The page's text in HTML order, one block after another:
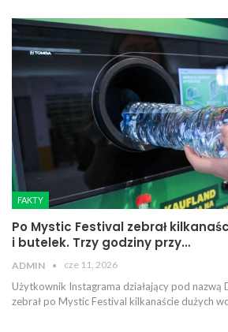
FAKTY
Po Mystic Festival zebrał
i butelek. Trzy godziny przy…
ADMIN cze 11, 2026
Użytkownik Instagrama działający pod nazwą
zebrał po Mystic Festival kilkanaście dużych